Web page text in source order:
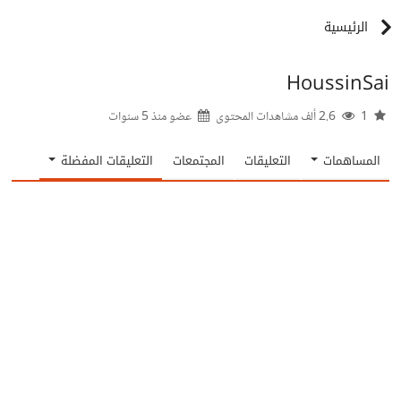
الرئيسية
HoussinSai
عضو منذ5 سنوات
المساهمات التعليقات المجتمعات التعليقات المفضلة